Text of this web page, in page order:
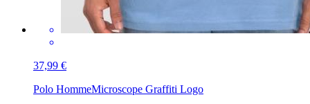
37,99 €
Polo HommeMicroscope Graffiti Logo